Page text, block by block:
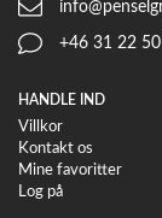
+46 31 22
HANDLE IND
Villkor
Kontakt os
Mine favoritter
Log på